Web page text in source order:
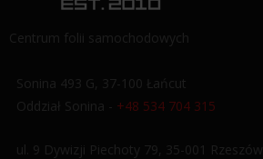
Centrum folii samochodowych
Sonina 493 G, 37-100 Łańcut
Oddział Sonina - +48 534 704 315
ul. 9 Dywizji Piechoty 79, 35-001 Rzeszów